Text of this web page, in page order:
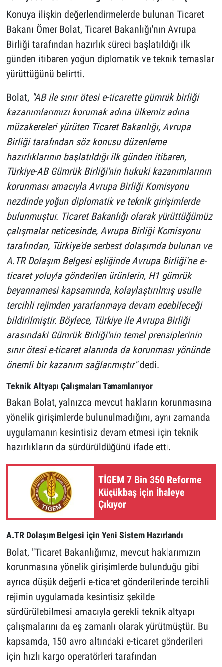
Konuya ilişkin değerlendirmelerde bulunan Ticaret
Bakanı Ömer Bolat, Ticaret Bakanlığı'nın Avrupa
Birliği tarafından hazırlık süreci başlatıldığı ilk
günden itibaren yoğun diplomatik ve teknik temaslar
yürüttüğünü belirtti.
Bolat, "AB ile sınır ötesi e-ticarette gümrük birliği
kazanımlarımızı korumak adına ülkemiz adına
müzakereleri yürüten Ticaret Bakanlığı, Avrupa
Birliği tarafından söz konusu düzenleme
hazırlıklarının başlatıldığı ilk günden itibaren,
Türkiye-AB Gümrük Birliği'nin hukuki kazanımlarının
korunması amacıyla Avrupa Birliği Komisyonu
nezdinde yoğun diplomatik ve teknik girişimlerde
bulunmuştur. Ticaret Bakanlığı olarak yürüttüğümüz
çalışmalar neticesinde, Avrupa Birliği Komisyonu
tarafından, Türkiye'de serbest dolaşımda bulunan ve
A.TR Dolaşım Belgesi eşliğinde Avrupa Birliği'ne e-
ticaret yoluyla gönderilen ürünlerin, H1 gümrük
beyannamesi kapsamında, kolaylaştırılmış usulle
tercihli rejimden yararlanmaya devam edebileceği
bildirilmiştir. Böylece, Türkiye ile Avrupa Birliği
arasındaki Gümrük Birliği'nin temel prensiplerinin
sınır ötesi e-ticaret alanında da korunması yönünde
önemli bir kazanım sağlanmıştır"dedi.
Teknik Altyapı Çalışmaları Tamamlanıyor
Bakan Bolat, yalnızca mevcut hakların korunmasına
yönelik girişimlerde bulunulmadığını, aynı zamanda
uygulamanın kesintisiz devam etmesi için teknik
hazırlıkların da sürdürüldüğünü ifade etti.
TİGEM 7 Bin 350 Reforme
Küçükbaş için İhaleye
Çıkıyor
A.TR Dolaşım Belgesi için Yeni Sistem Hazırlandı
Bolat, "Ticaret Bakanlığımız, mevcut haklarımızın
korunmasına yönelik girişimlerde bulunduğu gibi
ayrıca düşük değerli e-ticaret gönderilerinde tercihli
rejimin uygulamada kesintisiz şekilde
sürdürülebilmesi amacıyla gerekli teknik altyapı
çalışmalarını da eş zamanlı olarak yürütmüştür. Bu
kapsamda, 150 avro altındaki e-ticaret gönderileri
için hızlı kargo operatörleri tarafından